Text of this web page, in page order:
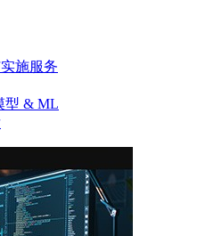
施服务
型 & ML